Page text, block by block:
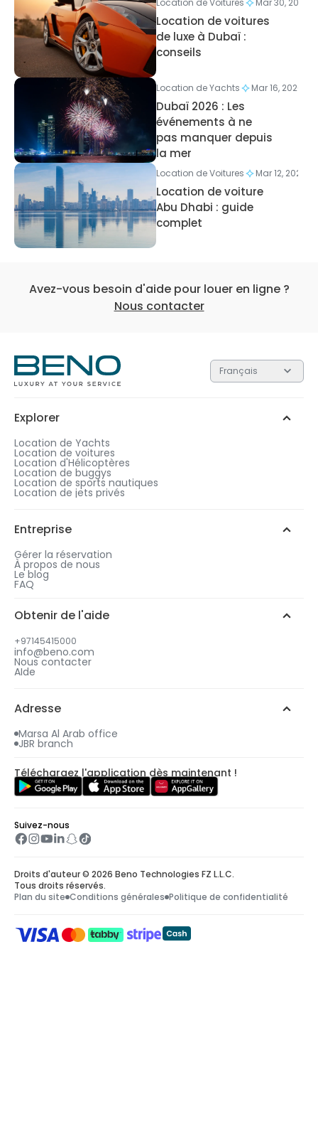
Location de Voitures Mar 30, 2026
Location de voitures
de luxe à Dubaï :
conseils
Location de Yachts Mar 16, 2026
Dubaï 2026 : Les
événements à ne
pas manquer depuis
la mer
Location de Voitures Mar 12, 2026
Location de voiture
Abu Dhabi : guide
complet
Avez-vous besoin d'aide pour louer en ligne ?
Nous contacter
Français
Explorer
Location de Yachts
Location de voitures
Location d'Hélicoptères
Location de buggys
Location de sports nautiques
Location de jets privés
Entreprise
Gérer la réservation
À propos de nous
Le blog
FAQ
Obtenir de l'aide
+97145415000
info@beno.com
Nous contacter
AIde
Adresse
Marsa Al Arab office
JBR branch
Téléchargez l'application dès maintenant !
Suivez-nous
Droits d'auteur © 2026 Beno Technologies FZ L.L.C.
Tous droits réservés.
Plan du site Conditions générales Politique de confidentialité